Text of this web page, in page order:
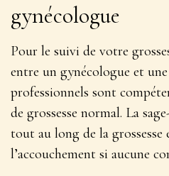
gynécologue
Pour le suivi de votre
entre un gynécologue et
professionnels sont
de grossesse normal. La
tout au long de la
l’accouchement si aucune